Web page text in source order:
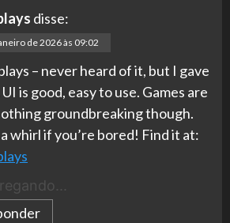
disse:
de 2026 às 09:02
– never heard of it, but I gave
is good, easy to use. Games are
groundbreaking though.
whirl if you’re bored! Find it at: